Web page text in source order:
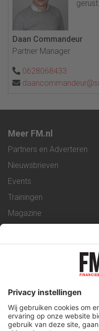
Daan Commandeur
Partner Manager
0628068433
Meer FM.nl
Partners en Adverteren
Nieuwsbrieven
Events
Trainingen
Magazine
Service & Contact
Werken bij ons
Privacy Statement
Algemene Voorwaarden